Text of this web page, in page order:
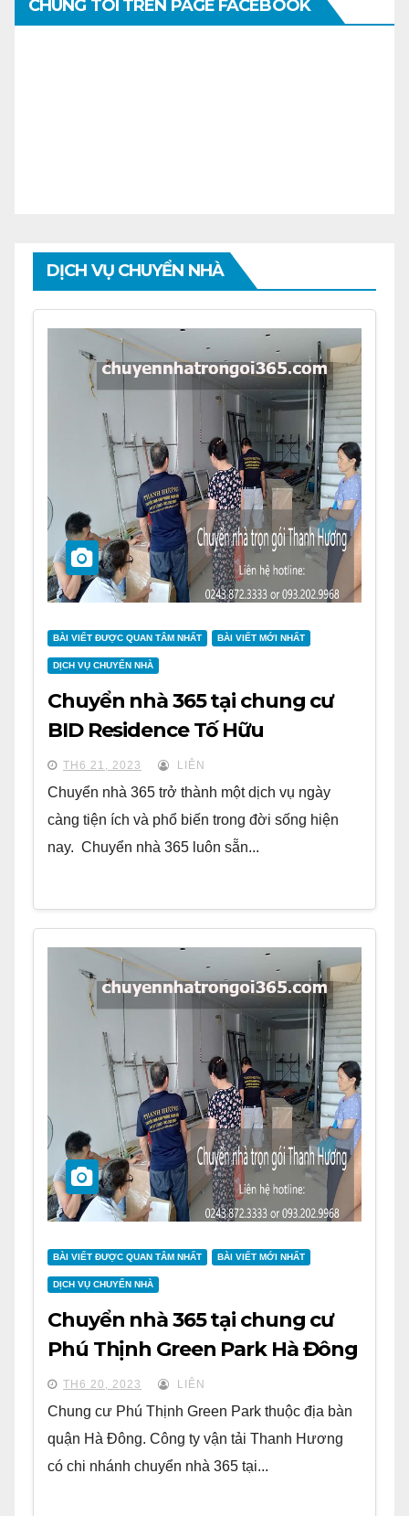
CHÚNG TÔI TRÊN PAGE FACEBOOK
DỊCH VỤ CHUYỂN NHÀ
BÀI VIẾT ĐƯỢC QUAN TÂM NHẤT BÀI VIẾT MỚI NHẤT
DỊCH VỤ CHUYỂN NHÀ
Chuyển nhà 365 tại chung cư
BID Residence Tố Hữu
TH6 21, 2023 LIÊN
Chuyển nhà 365 trở thành một dịch vụ ngày
càng tiện ích và phổ biến trong đời sống hiện
nay. Chuyển nhà 365 luôn sẵn...
BÀI VIẾT ĐƯỢC QUAN TÂM NHẤT BÀI VIẾT MỚI NHẤT
DỊCH VỤ CHUYỂN NHÀ
Chuyển nhà 365 tại chung cư
Phú Thịnh Green Park Hà Đông
TH6 20, 2023 LIÊN
Chung cư Phú Thịnh Green Park thuộc địa bàn
quận Hà Đông. Công ty vận tải Thanh Hương
có chi nhánh chuyển nhà 365 tại...